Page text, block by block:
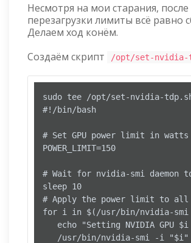
Несмотря на мои старания, после
перезагрузки лимиты всё равно
Делаем ход конём.
Создаём скрипт
/opt/set-nvidia-
sudo tee /opt/set-nvidia-
#!/bin/bash
# Set GPU power limit in watts
POWER_LIMIT=150
# Wait for nvidia-smi daemon
sleep 10
# Apply the power limit to all
for i in $(/usr/bin/nvidia-smi
echo "Setting NVIDIA GPU
/usr/bin/nvidia-smi -i "$i"